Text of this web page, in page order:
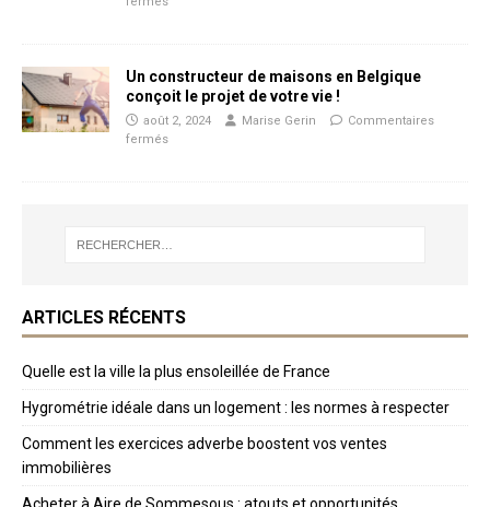
Un constructeur de maisons en Belgique
conçoit le projet de votre vie !
août 2, 2024 Marise Gerin
Commentaires
fermés
ARTICLES RÉCENTS
Quelle est la ville la plus ensoleillée de France
Hygrométrie idéale dans un logement : les normes à respecter
Comment les exercices adverbe boostent vos ventes
immobilières